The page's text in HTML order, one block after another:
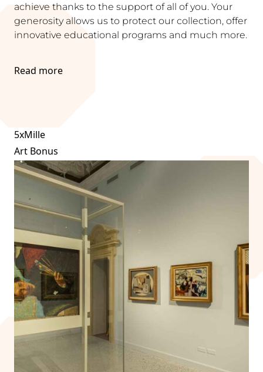
achieve thanks to the support of all of you. Your
generosity allows us to protect our collection, offer
innovative educational programs and much more.
Read more
5xMille
Art Bonus